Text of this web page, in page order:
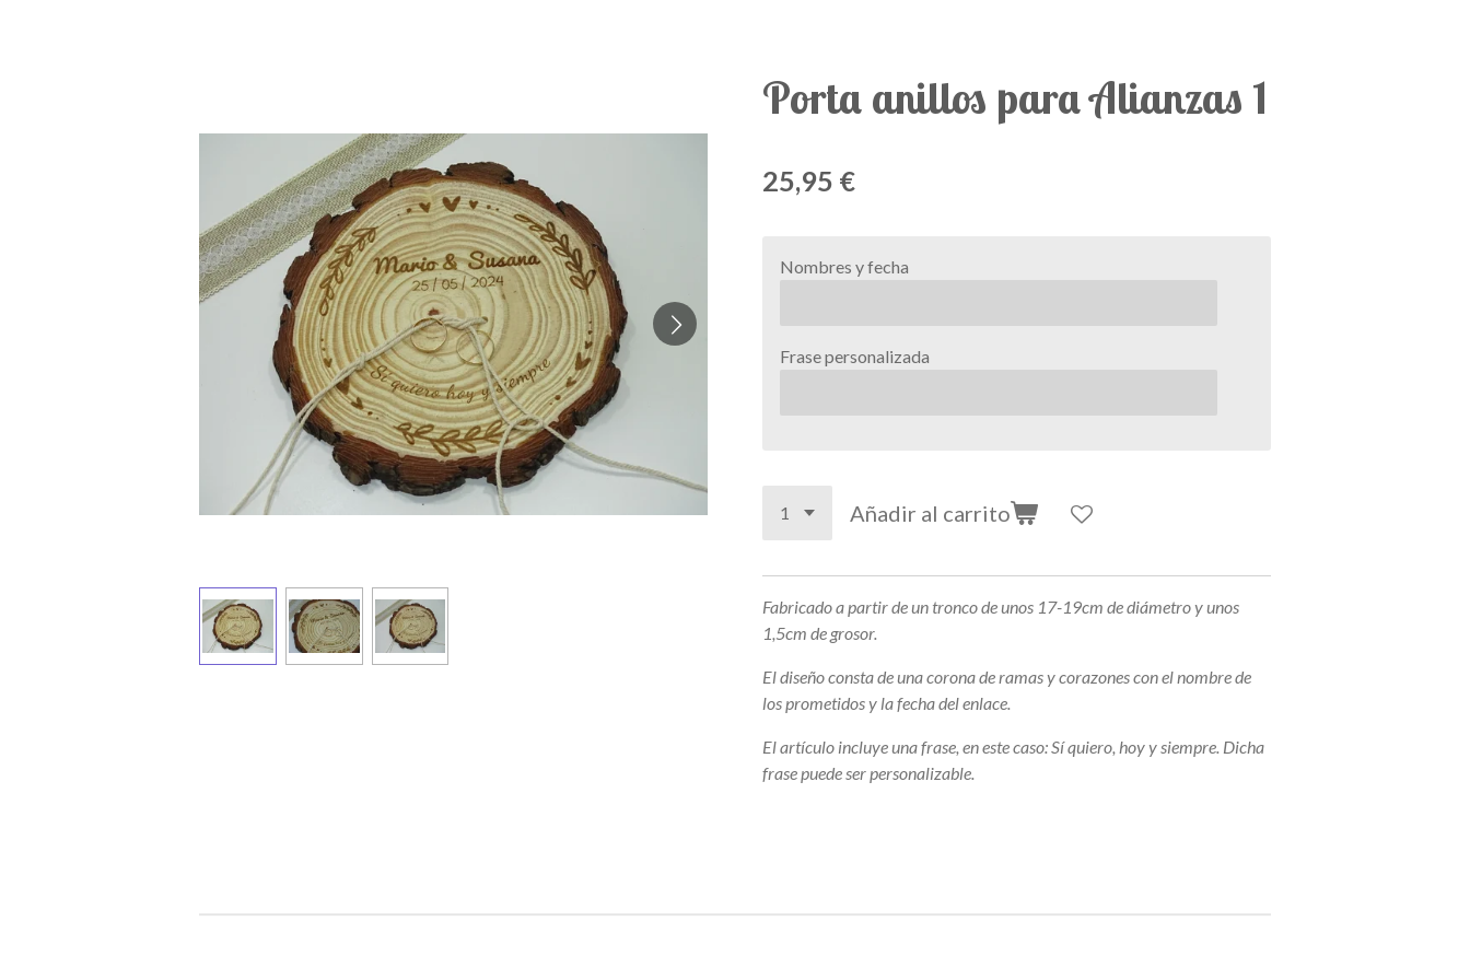
Porta anillos para Alianzas 1
25,95 €
Nombres y fecha
Frase personalizada
Añadir al carrito
Fabricado a partir de un tronco de unos 17-19cm de diámetro y unos
1,5cm de grosor.
El diseño consta de una corona de ramas y corazones con el nombre de
los prometidos y la fecha del enlace.
El artículo incluye una frase, en este caso: Sí quiero, hoy y siempre. Dicha
frase puede ser personalizable.